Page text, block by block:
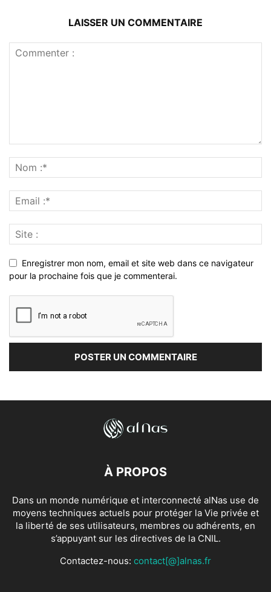
LAISSER UN COMMENTAIRE
Enregistrer mon nom, email et site web dans ce navigateur
pour la prochaine fois que je commenterai.
À PROPOS
Dans un monde numérique et interconnecté alNas use de
moyens techniques actuels pour protéger la Vie privée et
la liberté de ses utilisateurs, membres ou adhérents, en
s’appuyant sur les directives de la CNIL.
Contactez-nous: contact[@]alnas.fr